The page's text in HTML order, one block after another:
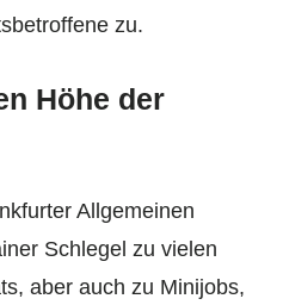
zu.
Höhe der
Allgemeinen
Schlegel zu vielen
aber auch zu Minijobs,